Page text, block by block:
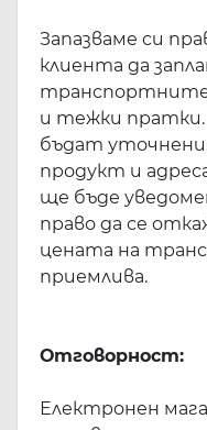
Запазваме си
клиента да
транспортните
и тежки
бъдат
продукт и
ще бъде
право да се
цената на
приемлива.
Отговорност:
Електронен